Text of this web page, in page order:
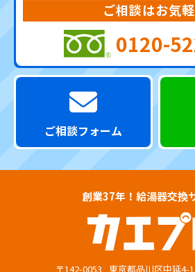
ご相談はお気
0120-
ご相談フォーム
創業37年！給湯器交換
〒142-0053 東京都品川区中延4-